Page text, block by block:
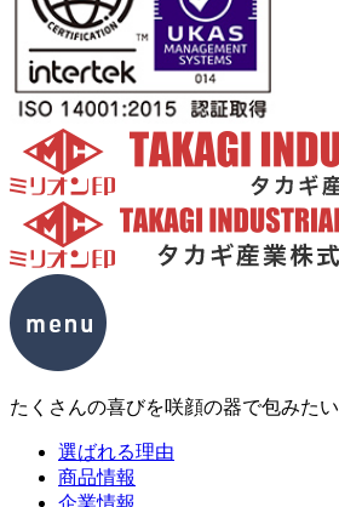
たくさんの喜びを咲顔の器で包みたい
選ばれる理由
商品情報
企業情報